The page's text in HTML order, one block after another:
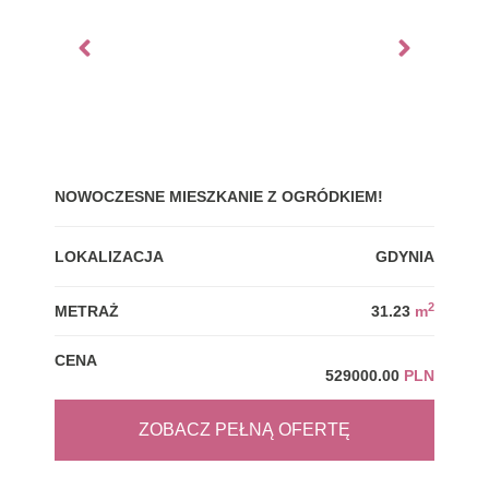
NOWOCZESNE MIESZKANIE Z OGRÓDKIEM!
LOKALIZACJA GDYNIA
METRAŻ 31.23 m2
CENA
529000.00 PLN
ZOBACZ PEŁNĄ OFERTĘ